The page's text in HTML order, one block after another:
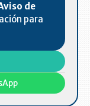
de
para